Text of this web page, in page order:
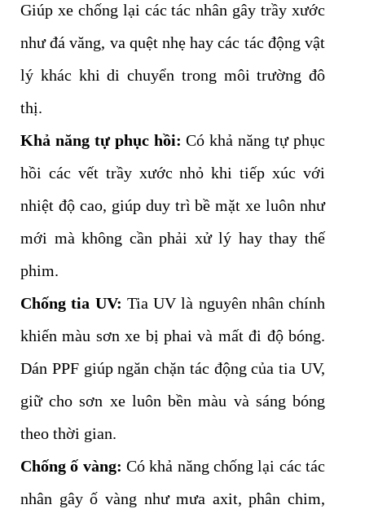
Giúp xe chống lại các tác nhân gây trầy xước
như đá văng, va quệt nhẹ hay các tác động vật
lý khác khi di chuyển trong môi trường đô
thị.
Khả năng tự phục hồi: Có khả năng tự phục
hồi các vết trầy xước nhỏ khi tiếp xúc với
nhiệt độ cao, giúp duy trì bề mặt xe luôn như
mới mà không cần phải xử lý hay thay thế
phim.
Chống tia UV: Tia UV là nguyên nhân chính
khiến màu sơn xe bị phai và mất đi độ bóng.
Dán PPF giúp ngăn chặn tác động của tia UV,
giữ cho sơn xe luôn bền màu và sáng bóng
theo thời gian.
Chống ố vàng: Có khả năng chống lại các tác
nhân gây ố vàng như mưa axit, phân chim,